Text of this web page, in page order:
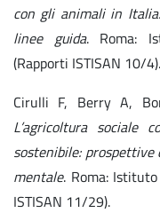
con gli animali in
linee guida. Roma:
(Rapporti ISTISAN 10/4).
Cirulli F, Berry A,
L’agricoltura sociale
sostenibile: prospettive
mentale. Roma:
ISTISAN 11/29).